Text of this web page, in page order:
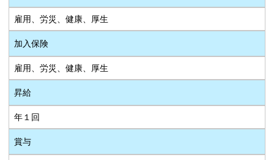
雇用、労災、健康、厚生
加入保険
雇用、労災、健康、厚生
昇給
年１回
賞与